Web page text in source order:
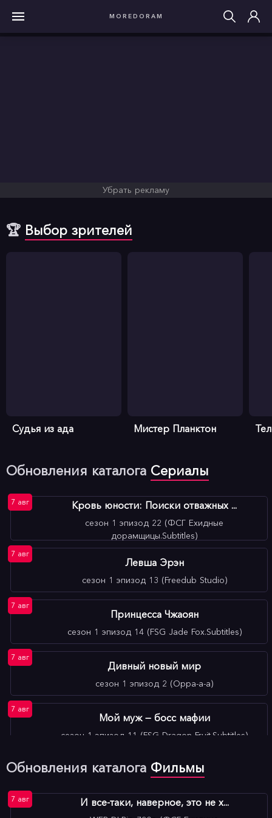
MOREDORAM
Убрать рекламу
🏆 Выбор зрителей
Судья из ада Мистер Планктон
Обновления каталога Сериалы
7 авг Кровь юности: Поиски отважных ...
сезон 1 эпизод 22 (ФСГ Ехидные
дорамщицы.Subtitles)
7 авг
Левша Эрэн
сезон 1 эпизод 13 (Freedub Studio)
7 авг
Принцесса Чжаоян
сезон 1 эпизод 14 (FSG Jade Fox.Subtitles)
7 авг
Дивный новый мир
сезон 1 эпизод 2 (Oppa-a-a)
7 авг
Мой муж — босс мафии
сезон 1 эпизод 11 (FSG Dragon Fruit.Subtitles)
7 авг
И вспыхнуло пламя
Обновления каталога Фильмы
7 авг И все-таки, наверное, это не х...